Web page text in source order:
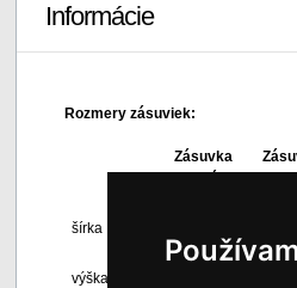
Informácie
Rozmery zásuviek:
Zásuvka
šírka
výška